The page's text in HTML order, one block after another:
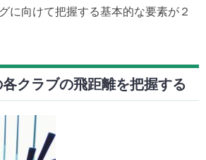
に向けて把握する基本的な要素が２
クラブの飛距離を把握する